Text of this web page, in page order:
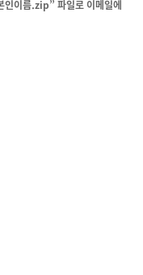
인이름.zip” 파일로 이메일에